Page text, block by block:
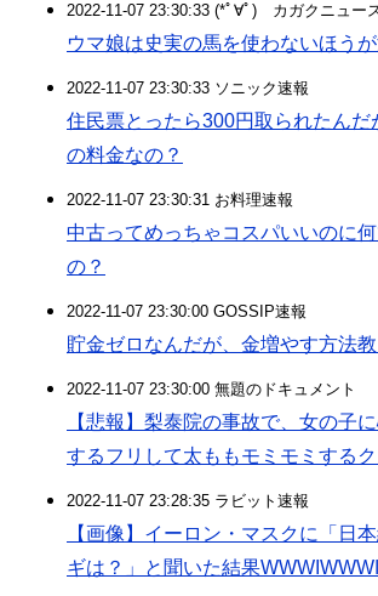
2022-11-07 23:30:33 (*ﾟ∀ﾟ)ゞカガクニュー
ウマ娘は史実の馬を使わないほう
2022-11-07 23:30:33 ソニック速報
住民票とったら300円取られたんだ
の料金なの？
2022-11-07 23:30:31 お料理速報
中古ってめっちゃコスパいいのに
の？
2022-11-07 23:30:00 GOSSIP速報
貯金ゼロなんだが、金増やす方法
2022-11-07 23:30:00 無題のドキュメント
【悲報】梨泰院の事故で、女の子
するフリして太ももモミモミする
2022-11-07 23:28:35 ラビット速報
【画像】イーロン・マスクに「日
ギは？」と聞いた結果